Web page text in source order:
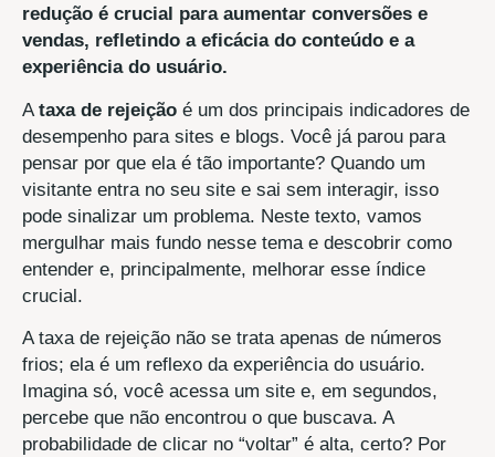
redução é crucial para aumentar conversões e
vendas, refletindo a eficácia do conteúdo e a
experiência do usuário.
Ataxa de rejeição é um dos principais indicadores de
desempenho para sites e blogs. Você já parou para
pensar por que ela é tão importante? Quando um
visitante entra no seu site e sai sem interagir, isso
pode sinalizar um problema. Neste texto, vamos
mergulhar mais fundo nesse tema e descobrir como
entender e, principalmente, melhorar esse índice
crucial.
A taxa de rejeição não se trata apenas de números
frios; ela é um reflexo da experiência do usuário.
Imagina só, você acessa um site e, em segundos,
percebe que não encontrou o que buscava. A
probabilidade de clicar no “voltar” é alta, certo? Por